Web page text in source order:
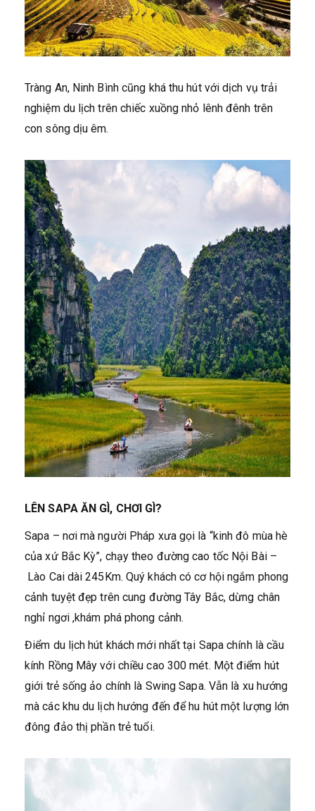
Tràng An, Ninh Bình cũng khá thu hút với dịch vụ trải
nghiệm du lịch trên chiếc xuồng nhỏ lênh đênh trên
con sông dịu êm.
LÊN SAPA ĂN GÌ, CHƠI GÌ?
Sapa – nơi mà người Pháp xưa gọi là “kinh đô mùa hè
của xứ Bắc Kỳ”, chạy theo đường cao tốc Nội Bài –
Lào Cai dài 245Km. Quý khách có cơ hội ngắm phong
cảnh tuyệt đẹp trên cung đường Tây Bắc, dừng chân
nghỉ ngơi ,khám phá phong cảnh.
Điểm du lịch hút khách mới nhất tại Sapa chính là cầu
kính Rồng Mây với chiều cao 300 mét. Một điểm hút
giới trẻ sống ảo chính là Swing Sapa. Vẫn là xu hướng
mà các khu du lịch hướng đến để hu hút một lượng lớn
đông đảo thị phần trẻ tuổi.